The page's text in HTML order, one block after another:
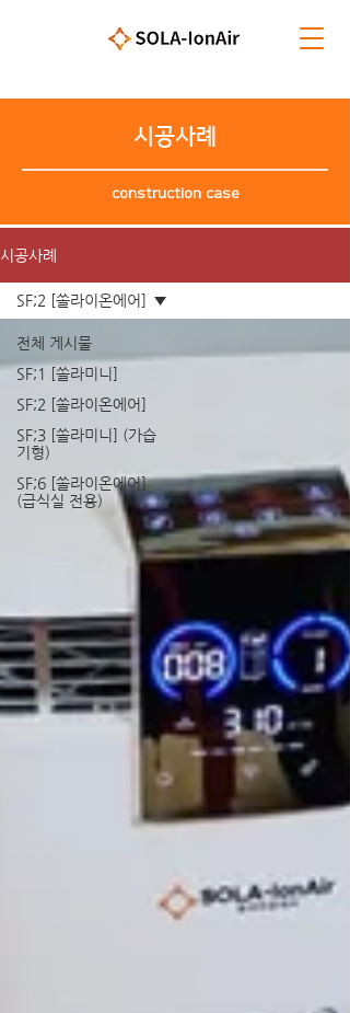
시공사례
construction case
시공사례
전체 게시물
SF;1 [쏠라미니]
SF;2 [쏠라이온에어]
SF;3 [쏠라미니] (가습
기형)
SF;6 [쏠라이온에어]
(급식실 전용)
SF;2 [쏠라이온에어]